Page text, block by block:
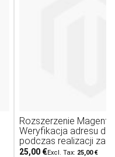
Rozszerzenie Magento
Weryfikacja adresu
podczas realizacji
25,00 € 25,00 €